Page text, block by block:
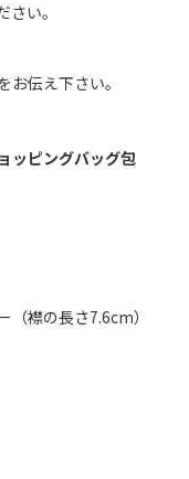
い。
伝え下さい。
ッピングバッグ包
襟の長さ7.6cm）